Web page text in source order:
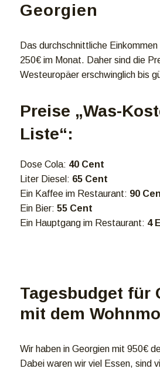
Georgien
Das durchschnittliche
250€ im Monat. Daher sind die
Westeuropäer erschwinglich bis
Preise „Was-
Liste“:
Dose Cola: 40 Cent
Liter Diesel: 65 Cent
Ein Kaffee im Restaurant: 90
Ein Bier: 55 Cent
Ein Hauptgang im Restaurant: 4
Tagesbudget für
mit dem
Wir haben in Georgien mit 950€
Dabei waren wir viel Essen, sind